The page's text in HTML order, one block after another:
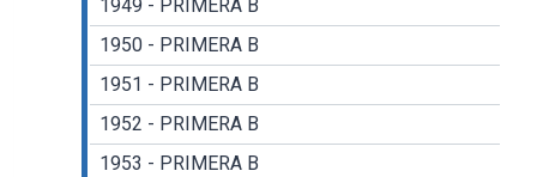
1949 - PRIMERA B
1950 - PRIMERA B
1951 - PRIMERA B
1952 - PRIMERA B
1953 - PRIMERA B